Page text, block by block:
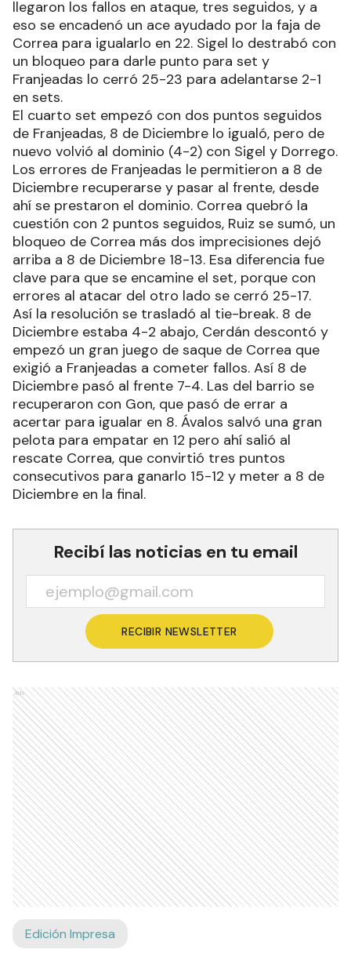
llegaron los fallos en ataque, tres seguidos, y a
eso se encadenó un ace ayudado por la faja de
Correa para igualarlo en 22. Sigel lo destrabó con
un bloqueo para darle punto para set y
Franjeadas lo cerró 25-23 para adelantarse 2-1
en sets.
El cuarto set empezó con dos puntos seguidos
de Franjeadas, 8 de Diciembre lo igualó, pero de
nuevo volvió al dominio (4-2) con Sigel y Dorrego.
Los errores de Franjeadas le permitieron a 8 de
Diciembre recuperarse y pasar al frente, desde
ahí se prestaron el dominio. Correa quebró la
cuestión con 2 puntos seguidos, Ruiz se sumó, un
bloqueo de Correa más dos imprecisiones dejó
arriba a 8 de Diciembre 18-13. Esa diferencia fue
clave para que se encamine el set, porque con
errores al atacar del otro lado se cerró 25-17.
Así la resolución se trasladó al tie-break. 8 de
Diciembre estaba 4-2 abajo, Cerdán descontó y
empezó un gran juego de saque de Correa que
exigió a Franjeadas a cometer fallos. Así 8 de
Diciembre pasó al frente 7-4. Las del barrio se
recuperaron con Gon, que pasó de errar a
acertar para igualar en 8. Ávalos salvó una gran
pelota para empatar en 12 pero ahí salió al
rescate Correa, que convirtió tres puntos
consecutivos para ganarlo 15-12 y meter a 8 de
Diciembre en la final.
Recibí las noticias en tu email
RECIBIR NEWSLETTER
Ads
Edición Impresa